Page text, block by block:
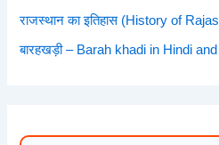
राजस्थान का इतिहास (History of
बारहखड़ी – Barah khadi in Hindi